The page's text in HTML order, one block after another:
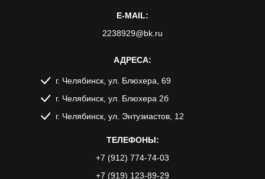
E-MAIL:
2238929@bk.ru
АДРЕСА:
г. Челябинск, ул. Блюхера, 69
г. Челябинск, ул. Блюхера 2б
г. Челябинск, ул. Энтузиастов, 12
ТЕЛЕФОНЫ:
+7 (912) 774-74-03
+7 (919) 123-89-29